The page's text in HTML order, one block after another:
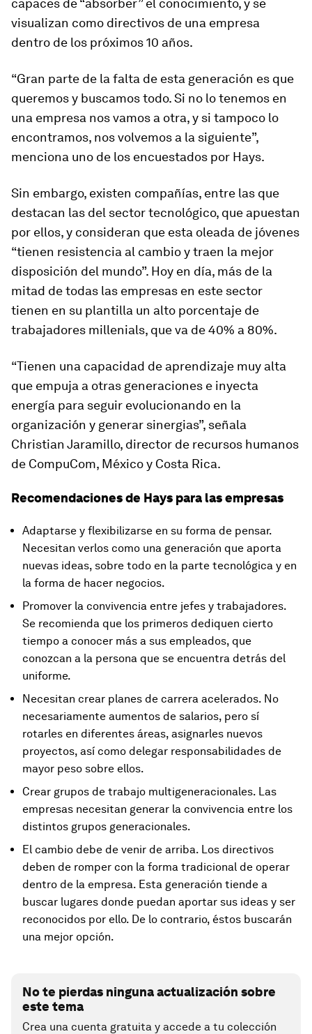
capaces de “absorber” el conocimiento, y se
visualizan como directivos de una empresa
dentro de los próximos 10 años.
“Gran parte de la falta de esta generación es que
queremos y buscamos todo. Si no lo tenemos en
una empresa nos vamos a otra, y si tampoco lo
encontramos, nos volvemos a la siguiente”,
menciona uno de los encuestados por Hays.
Sin embargo, existen compañías, entre las que
destacan las del sector tecnológico, que apuestan
por ellos, y consideran que esta oleada de jóvenes
“tienen resistencia al cambio y traen la mejor
disposición del mundo”. Hoy en día, más de la
mitad de todas las empresas en este sector
tienen en su plantilla un alto porcentaje de
trabajadores millenials, que va de 40% a 80%.
“Tienen una capacidad de aprendizaje muy alta
que empuja a otras generaciones e inyecta
energía para seguir evolucionando en la
organización y generar sinergias”, señala
Christian Jaramillo, director de recursos humanos
de CompuCom, México y Costa Rica.
Recomendaciones de Hays para las empresas
Adaptarse y flexibilizarse en su forma de pensar.
Necesitan verlos como una generación que aporta
nuevas ideas, sobre todo en la parte tecnológica y en
la forma de hacer negocios.
Promover la convivencia entre jefes y trabajadores.
Se recomienda que los primeros dediquen cierto
tiempo a conocer más a sus empleados, que
conozcan a la persona que se encuentra detrás del
uniforme. ­­
Necesitan crear planes de carrera acelerados. No
necesariamente aumentos de salarios, pero sí
rotarles en diferentes áreas, asignarles nuevos
proyectos, así como delegar responsabilidades de
mayor peso sobre ellos.
Crear grupos de trabajo multigeneracionales. Las
empresas necesitan generar la convivencia entre los
distintos grupos generacionales.
El cambio debe de venir de arriba. Los directivos
deben de romper con la forma tradicional de operar
dentro de la empresa. Esta generación tiende a
buscar lugares donde puedan aportar sus ideas y ser
reconocidos por ello. De lo contrario, éstos buscarán
una mejor opción.
No te pierdas ninguna actualización sobre
este tema
Crea una cuenta gratuita y accede a tu colección